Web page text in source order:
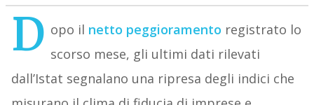
D opo il netto peggioramento registrato lo
scorso mese, gli ultimi dati rilevati
dall’Istat segnalano una ripresa degli indici che